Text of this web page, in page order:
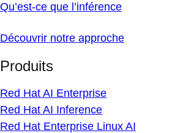
Qu’est-ce que l’inférence
Découvrir notre approche
Produits
Red Hat AI Enterprise
Red Hat AI Inference
Red Hat Enterprise Linux AI